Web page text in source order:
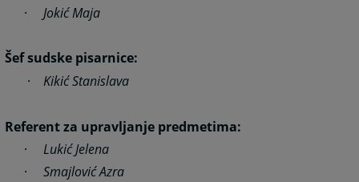
·Jokić Maja
Šef sudske pisarnice:
·Kikić Stanislava
Referent za upravljanje predmetima:
·Lukić Jelena
·Smajlović Azra